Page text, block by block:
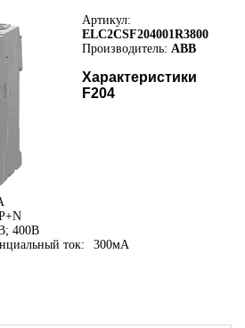
Артикул:
ELC2CSF204001R3800
Производитель: ABB
Характеристики
F204
400В
ток:
300мА